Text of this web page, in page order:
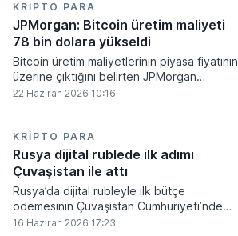
KRIPTO PARA
JPMorgan: Bitcoin üretim maliyeti
78 bin dolara yükseldi
Bitcoin üretim maliyetlerinin piyasa fiyatının
üzerine çıktığını belirten JPMorgan
analistleri, madencilik sektöründeki kârlılık
22 Haziran 2026 10:16
KRIPTO PARA
Rusya dijital rublede ilk adımı
Çuvaşistan ile attı
Rusya’da dijital rubleyle ilk bütçe
ödemesinin Çuvaşistan Cumhuriyeti’nde
gerçekleştirildiği bildirildi.
16 Haziran 2026 17:23